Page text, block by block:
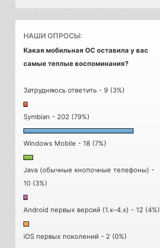
НАШИ ОПРОСЫ:
Какая мобильная ОС оставила у вас
самые теплые воспоминания?
Затрудняюсь ответить - 9 (3%)
Symbian - 202 (79%)
Windows Mobile - 18 (7%)
Java (обычные кнопочные телефоны) -
10 (3%)
Android первых версий (1.x–4.x) - 12 (4%)
iOS первых поколений - 2 (0%)